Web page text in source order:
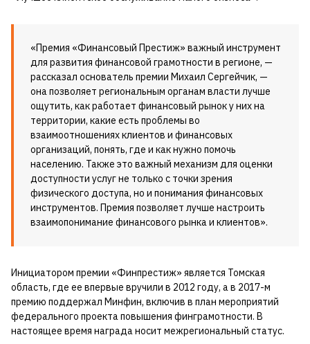
«Премия «Финансовый Престиж» важный инструмент
для развития финансовой грамотности в регионе, —
рассказал основатель премии Михаил Сергейчик, —
она позволяет региональным органам власти лучше
ощутить, как работает финансовый рынок у них на
территории, какие есть проблемы во
взаимоотношениях клиентов и финансовых
организаций, понять, где и как нужно помочь
населению. Также это важный механизм для оценки
доступности услуг не только с точки зрения
физического доступа, но и понимания финансовых
инструментов. Премия позволяет лучше настроить
взаимопонимание финансового рынка и клиентов».
Инициатором премии «Финпрестиж» является Томская
область, где ее впервые вручили в 2012 году, а в 2017-м
премию поддержал Минфин, включив в план мероприятий
федерального проекта повышения финграмотности. В
настоящее время награда носит межрегиональный статус.